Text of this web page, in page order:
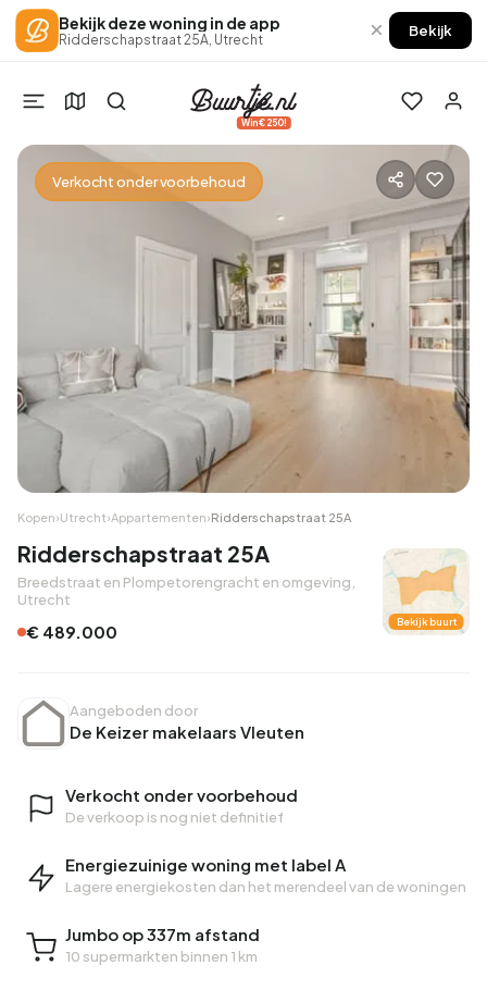
Bekijk deze woning in de app
Ridderschapstraat 25A, Utrecht × Bekijk
Win €250!
Verkocht onder voorbehoud
Kopen›Utrecht›Appartementen›Ridderschapstraat 25A
Ridderschapstraat 25A
Breedstraat en Plompetorengracht en omgeving,
Utrecht
€ 489.000 Bekijk buurt
Verkocht onder voorbehoud
De verkoop is nog niet definitief
Energiezuinige woning met label A
Lagere energiekosten dan het merendeel van de woningen
Jumbo op 337m afstand
10 supermarkten binnen 1 km
Aangeboden door
De Keizer makelaars Vleuten